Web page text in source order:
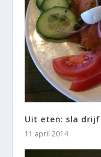
Uit eten: sla
11 april 2014